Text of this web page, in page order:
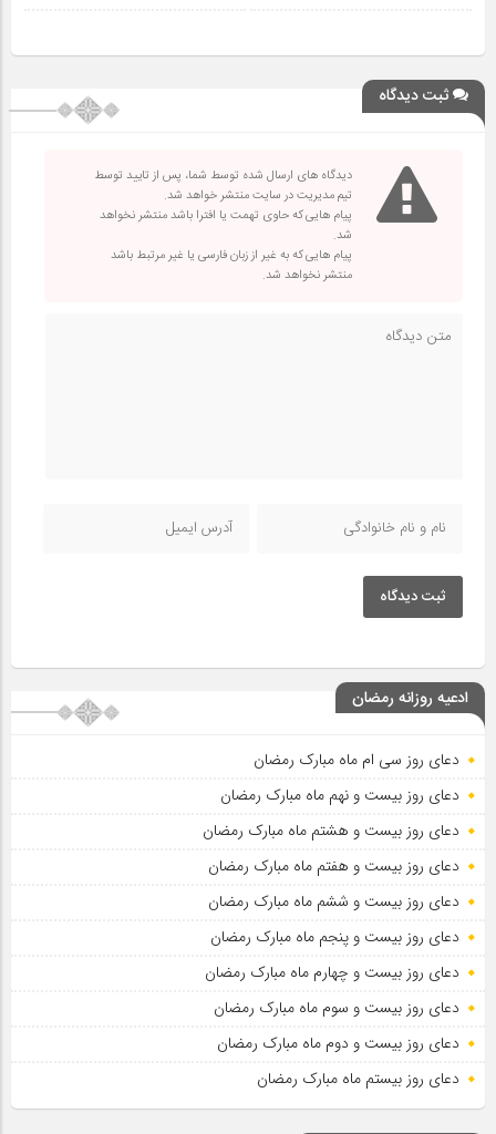
ثبت دیدگاه
دیدگاه های ارسال شده توسط شما، پس از تایید توسط
تیم مدیریت در سایت منتشر خواهد شد.
پیام هایی که حاوی تهمت یا افترا باشد منتشر نخواهد
شد.
پیام هایی که به غیر از زبان فارسی یا غیر مرتبط باشد
منتشر نخواهد شد.
ثبت دیدگاه
ادعیه روزانه رمضان
دعای روز سی ام ماه مبارک رمضان
دعای روز بیست و نهم ماه مبارک رمضان
دعای روز بیست و هشتم ماه مبارک رمضان
دعای روز بیست و هفتم ماه مبارک رمضان
دعای روز بیست و ششم ماه مبارک رمضان
دعای روز بیست و پنجم ماه مبارک رمضان
دعای روز بیست و چهارم ماه مبارک رمضان
دعای روز بیست و سوم ماه مبارک رمضان
دعای روز بیست و دوم ماه مبارک رمضان
دعای روز بیستم ماه مبارک رمضان